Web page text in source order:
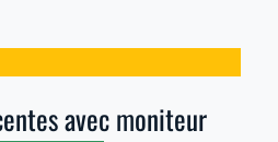
avec moniteur